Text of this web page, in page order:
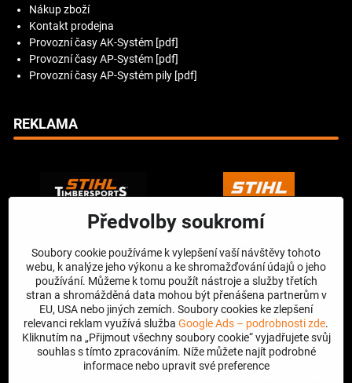
Nákup zboží
Kontakt prodejna
Provozní časy AK-Systém [pdf]
Provozní časy AP-Systém [pdf]
Provozní časy AP-Systém pily [pdf]
REKLAMA
Předvolby soukromí
Soubory cookie používáme k vylepšení vaší návštěvy tohoto
webu, k analýze jeho výkonu a ke shromažďování údajů o jeho
používání. Můžeme k tomu použít nástroje a služby třetích
stran a shromážděná data mohou být přenášena partnerům v
EU, USA nebo jiných zemích. Soubory cookies ke zlepšení
relevanci reklam využívá služba Google Ads – podrobnosti zde.
Kliknutím na „Přijmout všechny soubory cookie“ vyjadřujete svůj
souhlas s tímto zpracováním. Níže můžete najít podrobné
informace nebo upravit své preference